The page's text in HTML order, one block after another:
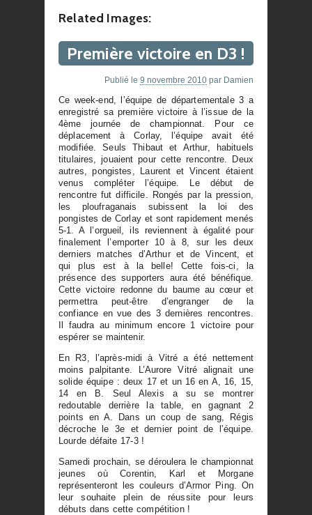
Related Images:
Première victoire en D3 !
Publié le 9 novembre 2010 par Damien
Ce week-end, l’équipe de départementale 3 a
enregistré sa première victoire à l’issue de la
4ème journée de championnat. Pour ce
déplacement à Corlay, l’équipe avait été
modifiée. Seuls Thibaut et Arthur, habituels
titulaires, jouaient pour cette rencontre. Deux
autres, pongistes, Laurent et Vincent étaient
venus compléter l’équipe. Le début de
rencontre fut difficile. Rongés par la pression,
les ploufraganais subissent la loi des
pongistes de Corlay et sont rapidement menés
5-1. A l’orgueil, ils reviennent à égalité pour
finalement l’emporter 10 à 8, sur les deux
derniers matches d’Arthur et de Vincent, et
qui plus est à la belle! Cette fois-ci, la
présence des supporters aura été bénéfique.
Cette victoire redonne du baume au cœur et
permettra peut-être d’engranger de la
confiance en vue des 3 dernières rencontres.
Il faudra au minimum encore 1 victoire pour
espérer se maintenir.
En R3, l’après-midi à Vitré a été nettement
moins palpitante. L’Aurore Vitré alignait une
solide équipe : deux 17 et un 16 en A, 16, 15,
14 en B. Seul Alexis a su se montrer
redoutable derrière la table, en gagnant 2
points en A. Dans un coup de sang, Régis
décroche le 3e et dernier point de l’équipe.
Lourde défaite 17-3 !
Samedi prochain, se déroulera le championnat
jeunes où Corentin, Karl et Morgane
représenteront les couleurs d’Armor Ping. On
leur souhaite plein de réussite pour leurs
débuts dans cette compétition !